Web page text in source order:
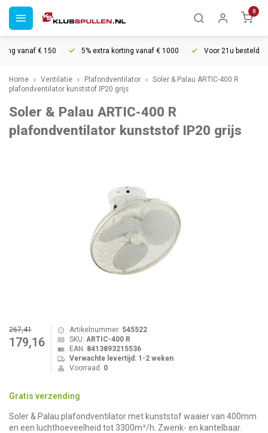
0
vanaf € 150 5% extra korting vanaf € 1000 Voor 21u besteld,
Home Ventilatie Plafondventilator
Soler & Palau ARTIC-400 R
plafondventilator kunststof IP20 grijs
Soler & Palau ARTIC-400 R
plafondventilator kunststof IP20 grijs
267,41
179,16
Artikelnummer: 545522
SKU: ARTIC-400 R
EAN: 8413893215536
Verwachte levertijd: 1-2 weken
Voorraad: 0
Gratis verzending
Soler & Palau plafondventilator met kunststof waaier van 400mm
en een luchthoeveelheid tot 3300m³/h. Zwenk- en kantelbaar.